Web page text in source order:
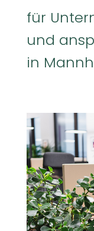
für
und
in